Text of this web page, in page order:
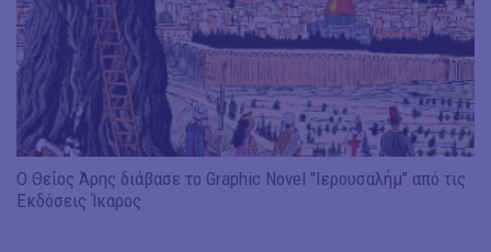
Ο Θείος Άρης διάβασε το Graphic Novel "Ιερουσαλήμ" από τις
Εκδόσεις Ίκαρος